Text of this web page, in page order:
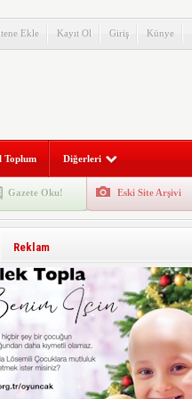
Ekle Kayıt Ol Giriş Künye
Toplum Diğerleri
Gazete Oku! Eski Site Arşivi
Reklam